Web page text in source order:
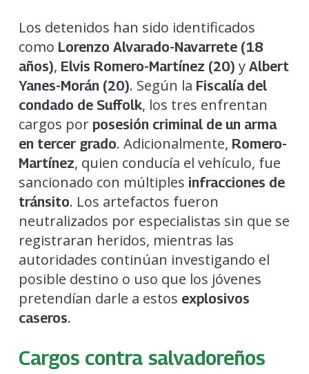
Los detenidos han sido identificados
como Lorenzo Alvarado-Navarrete (18
años), Elvis Romero-Martínez (20) y Albert
Yanes-Morán (20). Según la Fiscalía del
condado de Suffolk, los tres enfrentan
cargos por posesión criminal de un arma
en tercer grado. Adicionalmente, Romero-
Martínez, quien conducía el vehículo, fue
sancionado con múltiples infracciones de
tránsito. Los artefactos fueron
neutralizados por especialistas sin que se
registraran heridos, mientras las
autoridades continúan investigando el
posible destino o uso que los jóvenes
pretendían darle a estos explosivos
caseros.
Cargos contra salvadoreños